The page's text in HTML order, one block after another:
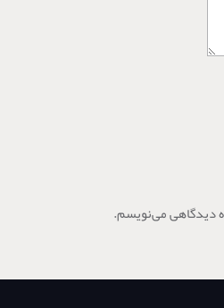
دیدگاهی می‌نویسم.